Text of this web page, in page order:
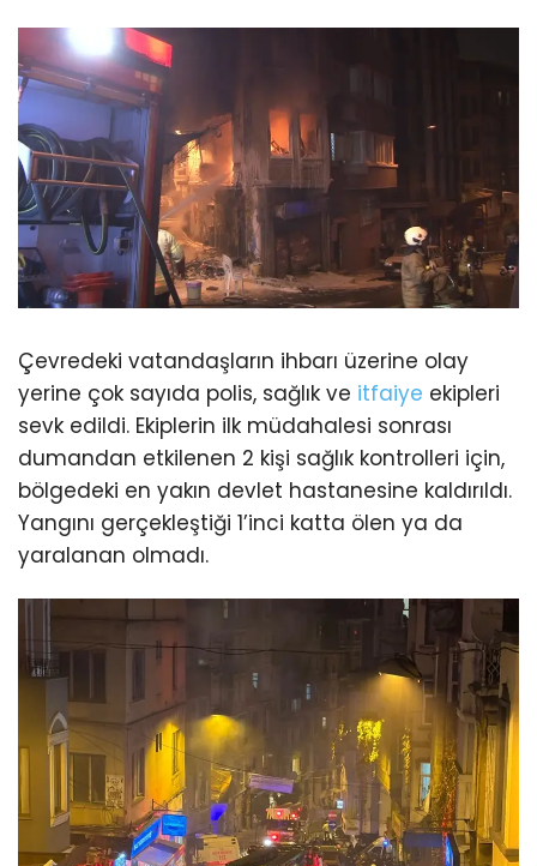
Çevredeki vatandaşların ihbarı üzerine olay
yerine çok sayıda polis, sağlık ve itfaiye ekipleri
sevk edildi. Ekiplerin ilk müdahalesi sonrası
dumandan etkilenen 2 kişi sağlık kontrolleri için,
bölgedeki en yakın devlet hastanesine kaldırıldı.
Yangını gerçekleştiği 1’inci katta ölen ya da
yaralanan olmadı.